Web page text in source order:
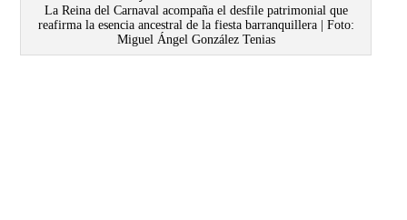
La Reina del Carnaval acompaña el desfile patrimonial que
reafirma la esencia ancestral de la fiesta barranquillera | Foto:
Miguel Ángel González Tenias